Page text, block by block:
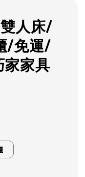
人床/
/免運/
家具